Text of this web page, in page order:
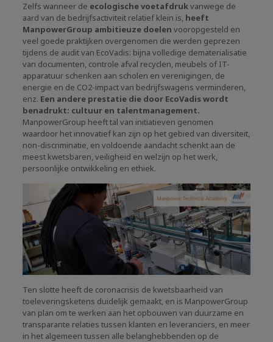
Zelfs wanneer de ecologische voetafdrukvanwege de
aard van de bedrijfsactiviteit relatief klein is, heeft
ManpowerGroup ambitieuze doelen vooropgesteld en
veel goede praktijken overgenomen die werden geprezen
tijdens de audit van EcoVadis: bijna volledige dematerialisatie
van documenten, controle afval recyclen, meubels of IT-
apparatuur schenken aan scholen en verenigingen, de
energie en de CO2-impact van bedrijfswagens verminderen,
enz. Een andere prestatie die door EcoVadis wordt
benadrukt: cultuur en talentmanagement.
ManpowerGroup heeft tal van initiatieven genomen
waardoor het innovatief kan zijn op het gebied van diversiteit,
non-discriminatie, en voldoende aandacht schenkt aan de
meest kwetsbaren, veiligheid en welzijn op het werk,
persoonlijke ontwikkeling en ethiek.
Ten slotte heeft de coronacrisis de kwetsbaarheid van
toeleveringsketens duidelijk gemaakt, en is ManpowerGroup
van plan om te werken aan het opbouwen van duurzame en
transparante relaties tussen klanten en leveranciers, en meer
in het algemeen tussen alle belanghebbenden op de